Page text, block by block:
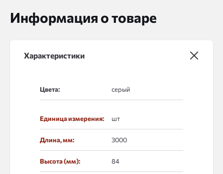
Информация о товаре
Характеристики
Цвета:
Единица измерения: шт
Длина, мм: 3000
Высота (мм): 84